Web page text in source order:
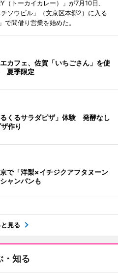
（トーカイカレー）」が7月10日、
ソウビル」（文京区本郷2）に入る
で間借り営業を始めた。
カフェ、佐賀「いちごさん」を使
夏季限定
くるサラダピザ」体験 発酵なし
作り
で「洋梨×イチジクアフタヌーン
ャンパンも
見る
・知る